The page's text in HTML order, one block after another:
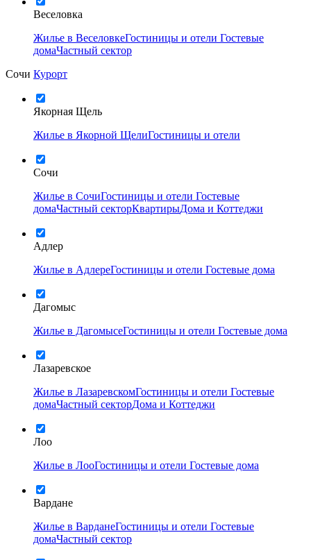
Веселовка
Жилье в ВеселовкеГостиницы и отели Гостевые
домаЧастный сектор
Сочи Курорт
Якорная Щель
Жилье в Якорной ЩелиГостиницы и отели
Сочи
Жилье в СочиГостиницы и отели Гостевые
домаЧастный секторКвартирыДома и Коттеджи
Адлер
Жилье в АдлереГостиницы и отели Гостевые дома
Дагомыс
Жилье в ДагомысеГостиницы и отели Гостевые дома
Лазаревское
Жилье в ЛазаревскомГостиницы и отели Гостевые
домаЧастный секторДома и Коттеджи
Лоо
Жилье в ЛооГостиницы и отели Гостевые дома
Вардане
Жилье в ВарданеГостиницы и отели Гостевые
домаЧастный сектор